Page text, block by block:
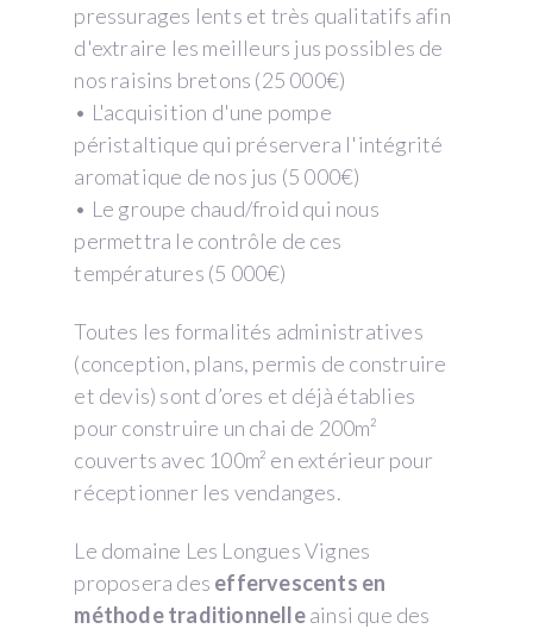
pressurages lents et très qualitatifs afin
d'extraire les meilleurs jus possibles de
nos raisins bretons (25 000€)
• L'acquisition d'une pompe
péristaltique qui préservera l'intégrité
aromatique de nos jus (5 000€)
• Le groupe chaud/froid qui nous
permettra le contrôle de ces
températures (5 000€)
Toutes les formalités administratives
(conception, plans, permis de construire
et devis) sont d’ores et déjà établies
pour construire un chai de 200m²
couverts avec 100m² en extérieur pour
réceptionner les vendanges.
Le domaine Les Longues Vignes
proposera des effervescents en
méthode traditionnelleainsi que des